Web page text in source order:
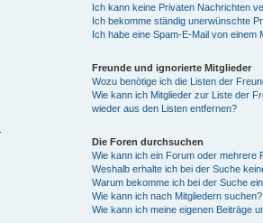
Ich kann keine Privaten Nachrichten
Ich bekomme ständig unerwünschte
Ich habe eine Spam-E-Mail von einem
Freunde und ignorierte Mitglieder
Wozu benötige ich die Listen der
Wie kann ich Mitglieder zur Liste der
wieder aus den Listen entfernen?
Die Foren durchsuchen
Wie kann ich ein Forum oder mehrere
Weshalb erhalte ich bei der Suche
Warum bekomme ich bei der Suche
Wie kann ich nach Mitgliedern suchen?
Wie kann ich meine eigenen Beiträge